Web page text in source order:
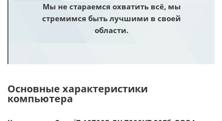
Мы не стараемся охватить всё, мы
стремимся быть лучшими в своей
области.
Основные характеристики
компьютера